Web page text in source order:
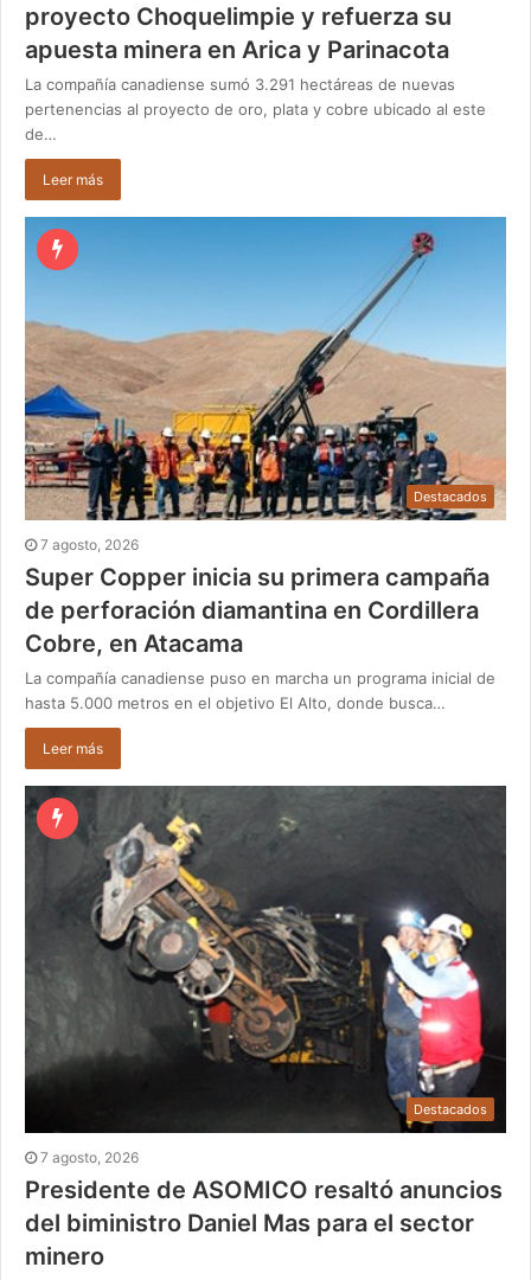
proyecto Choquelimpie y refuerza su
apuesta minera en Arica y Parinacota
La compañía canadiense sumó 3.291 hectáreas de nuevas
pertenencias al proyecto de oro, plata y cobre ubicado al este
de…
Leer más
Destacados
7 agosto, 2026
Super Copper inicia su primera campaña
de perforación diamantina en Cordillera
Cobre, en Atacama
La compañía canadiense puso en marcha un programa inicial de
hasta 5.000 metros en el objetivo El Alto, donde busca…
Leer más
Destacados
7 agosto, 2026
Presidente de ASOMICO resaltó anuncios
del biministro Daniel Mas para el sector
minero